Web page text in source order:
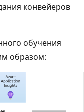
конвейеров
обучения
образом: